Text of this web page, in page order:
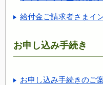
給付金ご請求者さまイ
お申し込み手続き
お申し込み手続きのご